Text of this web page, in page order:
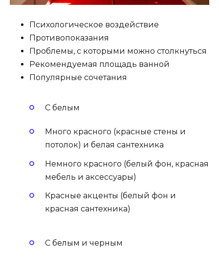
Психологическое воздействие
Противопоказания
Проблемы, с которыми можно столкнуться
Рекомендуемая площадь ванной
Популярные сочетания
С белым
Много красного (красные стены и
потолок) и белая сантехника
Немного красного (белый фон, красная
мебель и аксессуары)
Красные акценты (белый фон и
красная сантехника)
С белым и черным